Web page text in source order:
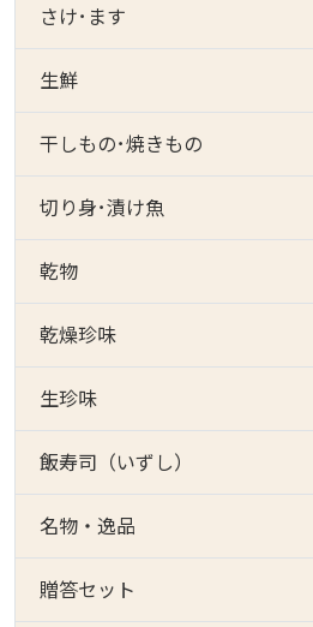
さけ･ます
生鮮
干しもの･焼きもの
切り身･漬け魚
乾物
乾燥珍味
生珍味
飯寿司（いずし）
名物・逸品
贈答セット